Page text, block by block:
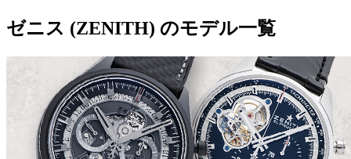
ゼニス (ZENITH) のモデル一覧